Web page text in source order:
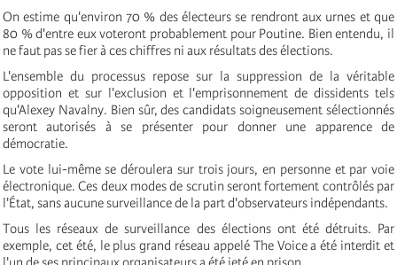
On estime qu'environ 70 % des électeurs se rendront aux urnes et que
80 % d'entre eux voteront probablement pour Poutine. Bien entendu, il
ne faut pas se fier à ces chiffres ni aux résultats des élections.
L'ensemble du processus repose sur la suppression de la véritable
opposition et sur l'exclusion et l'emprisonnement de dissidents tels
qu'Alexey Navalny. Bien sûr, des candidats soigneusement sélectionnés
seront autorisés à se présenter pour donner une apparence de
démocratie.
Le vote lui-même se déroulera sur trois jours, en personne et par voie
électronique. Ces deux modes de scrutin seront fortement contrôlés par
l'État, sans aucune surveillance de la part d'observateurs indépendants.
Tous les réseaux de surveillance des élections ont été détruits. Par
exemple, cet été, le plus grand réseau appelé The Voice a été interdit et